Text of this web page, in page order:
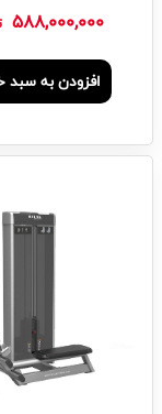
588,000,000
افزودن به سبد